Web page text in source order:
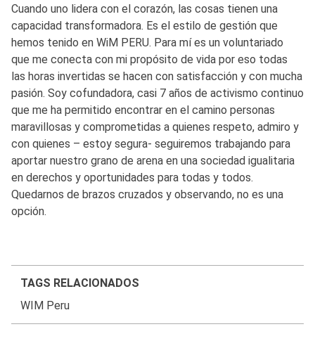
Cuando uno lidera con el corazón, las cosas tienen una
capacidad transformadora. Es el estilo de gestión que
hemos tenido en WiM PERU. Para mí es un voluntariado
que me conecta con mi propósito de vida por eso todas
las horas invertidas se hacen con satisfacción y con mucha
pasión. Soy cofundadora, casi 7 años de activismo continuo
que me ha permitido encontrar en el camino personas
maravillosas y comprometidas a quienes respeto, admiro y
con quienes – estoy segura- seguiremos trabajando para
aportar nuestro grano de arena en una sociedad igualitaria
en derechos y oportunidades para todas y todos.
Quedarnos de brazos cruzados y observando, no es una
opción.
TAGS RELACIONADOS
WIM Peru